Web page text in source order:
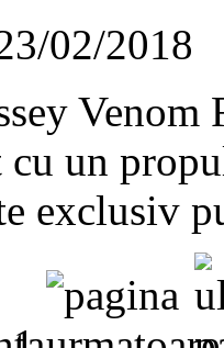
02/2018
cu un
exclusiv